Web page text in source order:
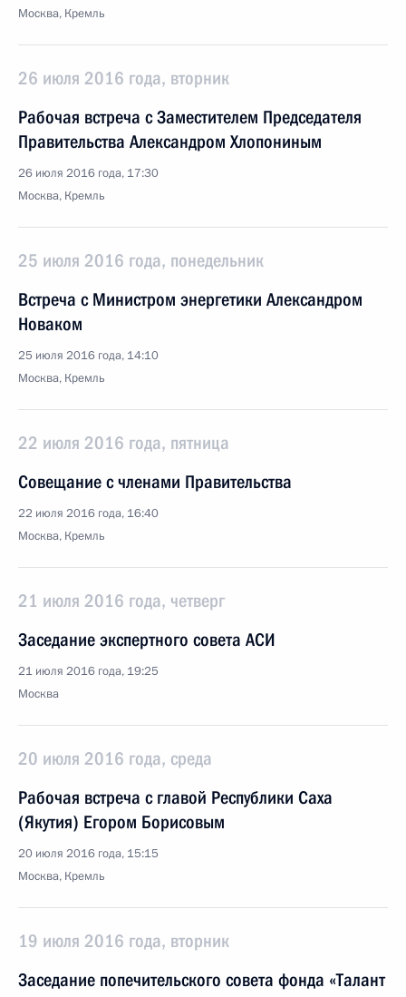
Москва, Кремль
26 июля 2016 года, вторник
Рабочая встреча с Заместителем Председателя
Правительства Александром Хлопониным
26 июля 2016 года, 17:30
Москва, Кремль
25 июля 2016 года, понедельник
Встреча с Министром энергетики Александром
Новаком
25 июля 2016 года, 14:10
Москва, Кремль
22 июля 2016 года, пятница
Совещание с членами Правительства
22 июля 2016 года, 16:40
Москва, Кремль
21 июля 2016 года, четверг
Заседание экспертного совета АСИ
21 июля 2016 года, 19:25
Москва
20 июля 2016 года, среда
Рабочая встреча с главой Республики Саха
(Якутия) Егором Борисовым
20 июля 2016 года, 15:15
Москва, Кремль
19 июля 2016 года, вторник
Заседание попечительского совета фонда «Талант